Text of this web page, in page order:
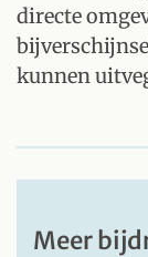
directe
kunnen
Meer